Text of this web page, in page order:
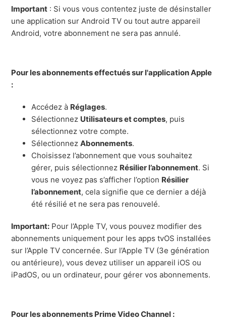
Important : Si vous vous contentez juste de désinstaller
une application sur Android TV ou tout autre appareil
Android, votre abonnement ne sera pas annulé.
Pour les abonnements effectués sur l'application Apple
:
Accédez à Réglages.
Sélectionnez Utilisateurs et comptes, puis
sélectionnez votre compte.
SélectionnezAbonnements.
Choisissez l’abonnement que vous souhaitez
gérer, puis sélectionnez Résilier l’abonnement. Si
vous ne voyez pas s’afficher l’option Résilier
l’abonnement, cela signifie que ce dernier a déjà
été résilié et ne sera pas renouvelé.
Important: Pour l’Apple TV, vous pouvez modifier des
abonnements uniquement pour les apps tvOS installées
sur l’Apple TV concernée. Sur l’Apple TV (3e génération
ou antérieure), vous devez utiliser un appareil iOS ou
iPadOS, ou un ordinateur, pour gérer vos abonnements.
Pour les abonnements Prime Video Channel :